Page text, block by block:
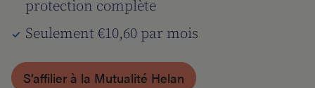
protection complète
Seulement €10,60 par mois
S’affilier à la Mutualité Helan